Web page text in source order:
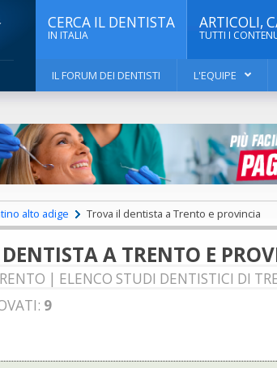
CERCA IL DENTISTA
IN ITALIA
ARTICOLI,
TUTTI I
IL FORUM DEI DENTISTI L'EQUIPE
alto adige Trova il dentista a Trento e provincia
A TRENTO E
| ELENCO STUDI DENTISTICI DI
9